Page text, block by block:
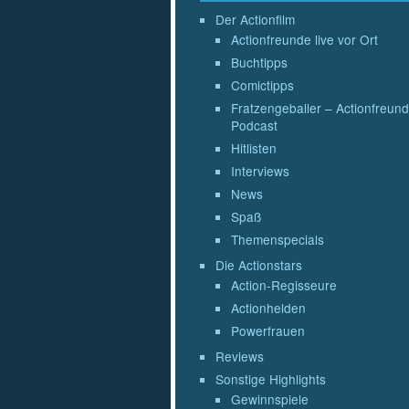
Der Actionfilm
Actionfreunde live vor Ort
Buchtipps
Comictipps
Fratzengeballer –
Podcast
Hitlisten
Interviews
News
Spaß
Themenspecials
Die Actionstars
Action-Regisseure
Actionhelden
Powerfrauen
Reviews
Sonstige Highlights
Gewinnspiele